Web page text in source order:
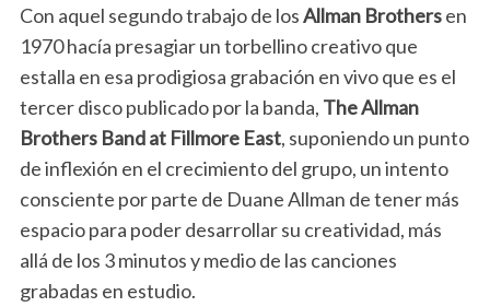
Con aquel segundo trabajo de losAllman Brothersen
1970 hacía presagiar un torbellino creativo que
estalla en esa prodigiosa grabación en vivo que es el
tercer disco publicado por la banda, The Allman
Brothers Band at Fillmore East, suponiendo un punto
de inflexión en el crecimiento del grupo, un intento
consciente por parte de Duane Allman de tener más
espacio para poder desarrollar su creatividad, más
allá de los 3 minutos y medio de las canciones
grabadas en estudio.